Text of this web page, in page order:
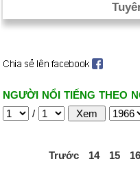
NGƯỜI NỔI TIẾNG THEO
/
Trước 14 15 16